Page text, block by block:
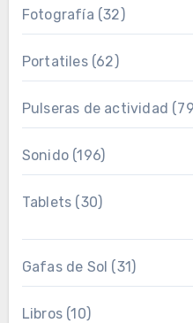
Fotografía (32)
Portatiles(62)
Pulseras de actividad
Sonido(196)
Tablets (30)
Gafas de Sol (31)
Libros(10)